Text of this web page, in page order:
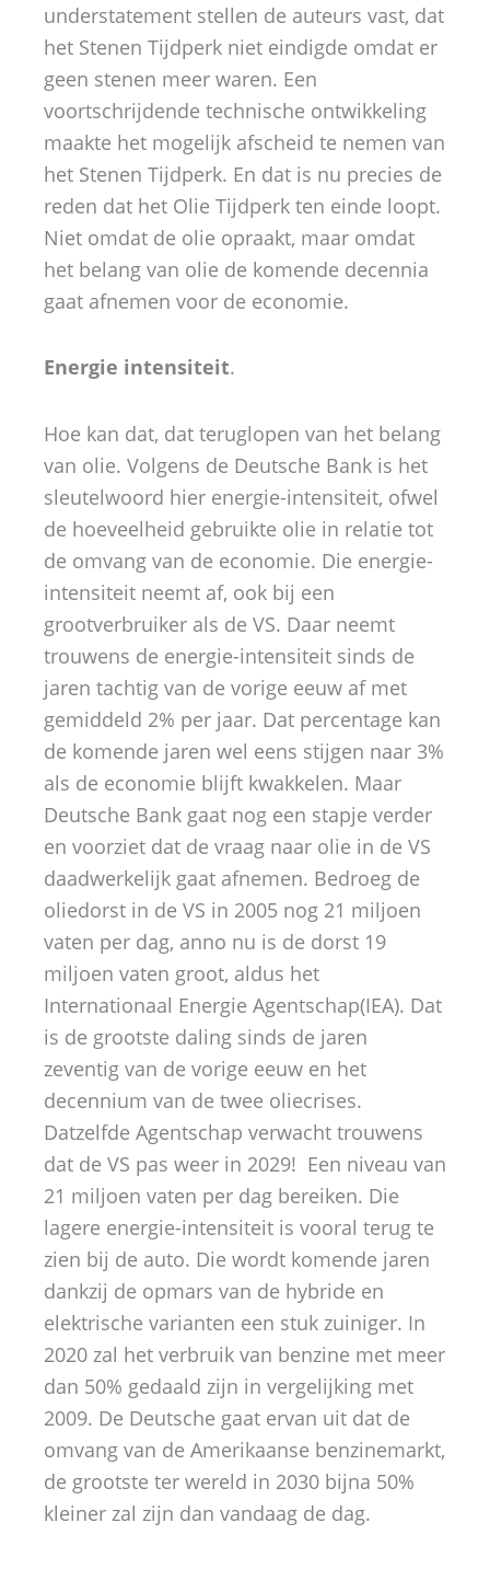
understatement stellen de auteurs vast, dat
het Stenen Tijdperk niet eindigde omdat er
geen stenen meer waren. Een
voortschrijdende technische ontwikkeling
maakte het mogelijk afscheid te nemen van
het Stenen Tijdperk. En dat is nu precies de
reden dat het Olie Tijdperk ten einde loopt.
Niet omdat de olie opraakt, maar omdat
het belang van olie de komende decennia
gaat afnemen voor de economie.
Energie intensiteit.
Hoe kan dat, dat teruglopen van het belang
van olie. Volgens de Deutsche Bank is het
sleutelwoord hier energie-intensiteit, ofwel
de hoeveelheid gebruikte olie in relatie tot
de omvang van de economie. Die energie-
intensiteit neemt af, ook bij een
grootverbruiker als de VS. Daar neemt
trouwens de energie-intensiteit sinds de
jaren tachtig van de vorige eeuw af met
gemiddeld 2% per jaar. Dat percentage kan
de komende jaren wel eens stijgen naar 3%
als de economie blijft kwakkelen. Maar
Deutsche Bank gaat nog een stapje verder
en voorziet dat de vraag naar olie in de VS
daadwerkelijk gaat afnemen. Bedroeg de
oliedorst in de VS in 2005 nog 21 miljoen
vaten per dag, anno nu is de dorst 19
miljoen vaten groot, aldus het
Internationaal Energie Agentschap(IEA). Dat
is de grootste daling sinds de jaren
zeventig van de vorige eeuw en het
decennium van de twee oliecrises.
Datzelfde Agentschap verwacht trouwens
dat de VS pas weer in 2029! Een niveau van
21 miljoen vaten per dag bereiken. Die
lagere energie-intensiteit is vooral terug te
zien bij de auto. Die wordt komende jaren
dankzij de opmars van de hybride en
elektrische varianten een stuk zuiniger. In
2020 zal het verbruik van benzine met meer
dan 50% gedaald zijn in vergelijking met
2009. De Deutsche gaat ervan uit dat de
omvang van de Amerikaanse benzinemarkt,
de grootste ter wereld in 2030 bijna 50%
kleiner zal zijn dan vandaag de dag.